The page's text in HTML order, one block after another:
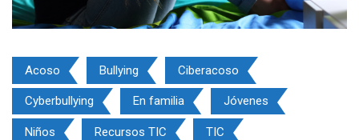
Acoso Bullying Ciberacoso
Cyberbullying En familia Jóvenes
Niños Recursos TIC TIC